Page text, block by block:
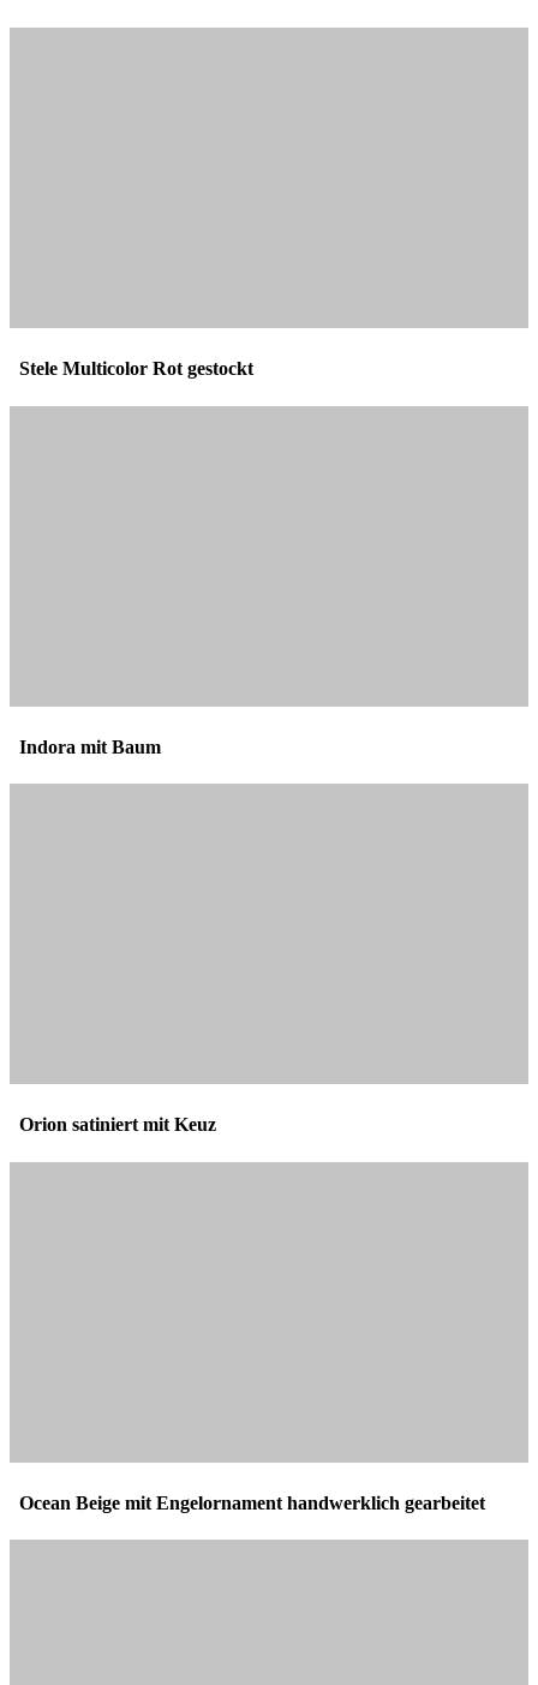
Stele Multicolor Rot gestockt
Indora mit Baum
Orion satiniert mit Keuz
Ocean Beige mit Engelornament handwerklich gearbeitet